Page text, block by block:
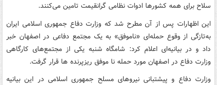
سلاح برای همه کشورها ادوات نظامی گرانقیمت تامین می‌کنند.
این اظهارات پس از آن مطرح شد که وزارت دفاع جمهوری اسلامی ایران
به‌تازگی از وقوع حمله‌ای «ناموفق» به یک مجتمع دفاعی در اصفهان خبر
داد و در بیانیه‌ای اعلام کرد: شامگاه شنبه یکی از مجتمع‌های کارگاهی
وزارت دفاع در اصفهان مورد حمله نا موفق ریزپرنده ها قرار گرفت.
وزارت دفاع و پیشتبانی نیروهای مسلح جمهوری اسلامی در این بیانیه